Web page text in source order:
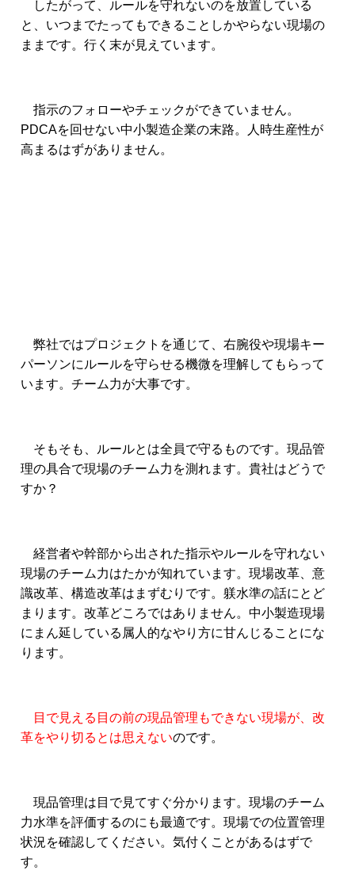
したがって、ルールを守れないのを放置している
と、いつまでたってもできることしかやらない現場の
ままです。行く末が見えています。
指示のフォローやチェックができていません。
PDCAを回せない中小製造企業の末路。人時生産性が
高まるはずがありません。
弊社ではプロジェクトを通じて、右腕役や現場キー
パーソンにルールを守らせる機微を理解してもらって
います。チーム力が大事です。
そもそも、ルールとは全員で守るものです。現品管
理の具合で現場のチーム力を測れます。貴社はどうで
すか？
経営者や幹部から出された指示やルールを守れない
現場のチーム力はたかが知れています。現場改革、意
識改革、構造改革はまずむりです。躾水準の話にとど
まります。改革どころではありません。中小製造現場
にまん延している属人的なやり方に甘んじることにな
ります。
目で見える目の前の現品管理もできない現場が、改
革をやり切るとは思えないのです。
現品管理は目で見てすぐ分かります。現場のチーム
力水準を評価するのにも最適です。現場での位置管理
状況を確認してください。気付くことがあるはずで
す。